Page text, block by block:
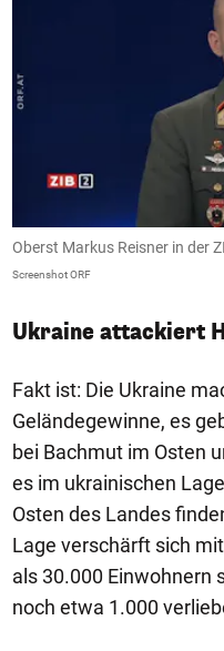
Oberst Markus Reisner in der
Screenshot ORF
Ukraine attackiert
Fakt ist: Die Ukraine
Geländegewinne, es
bei Bachmut im Osten
es im ukrainischen
Osten des Landes
Lage verschärft sich
als 30.000 Einwohnern
noch etwa 1.000